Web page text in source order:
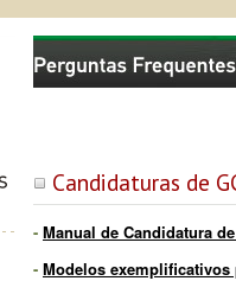
Candidaturas de
- Manual de Candidatura
- Modelos exemplificativos
Comissão Nacional de Eleições